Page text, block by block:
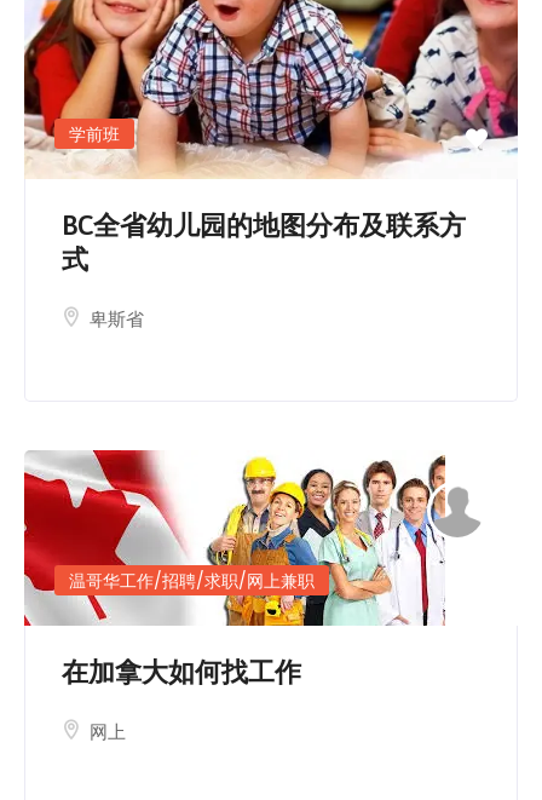
学前班
BC全省幼儿园的地图分布及联系方
式
卑斯省
温哥华工作/招聘/求职/网上兼职
在加拿大如何找工作
网上